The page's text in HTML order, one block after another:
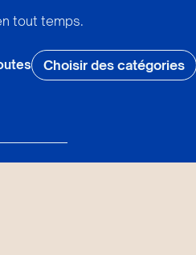
tout temps.
Choisir des catégories